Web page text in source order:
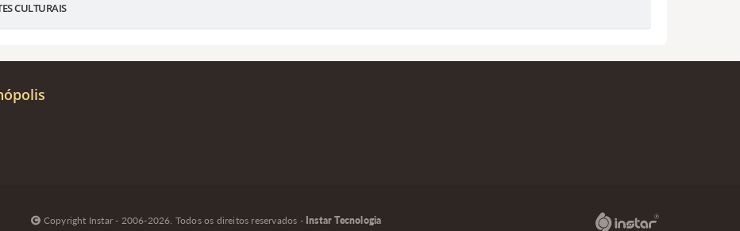
CULTURAIS
Copyright Instar - 2006-2026. Todos os direitos reservados - Instar Tecnologia